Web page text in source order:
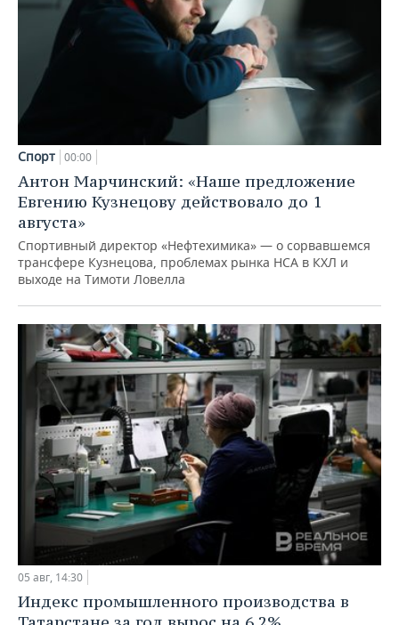
Спорт 00:00
Антон Марчинский: «Наше предложение
Евгению Кузнецову действовало до 1
августа»
Спортивный директор «Нефтехимика» — о сорвавшемся
трансфере Кузнецова, проблемах рынка НСА в КХЛ и
выходе на Тимоти Ловелла
05 авг, 14:30
Индекс промышленного производства в